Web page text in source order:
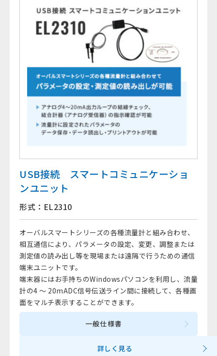
USB接続 スマートコミュニケーショ
ンユニット
形式：EL2310
オーバルスマートシリーズの各種流量計と組み合わせ、
相互通信により、パラメータの設定、変更、調整または
測定値の読み出し等を現場または遠隔で行うための通信
端末ユニットです。
端末器にはお手持ちのWindowsパソコンを利用し、流量
計の4 〜 20mADC信号伝送ライン間に接続して、各種画
面をマルチ表示することができます。
一般仕様書
詳しく見る